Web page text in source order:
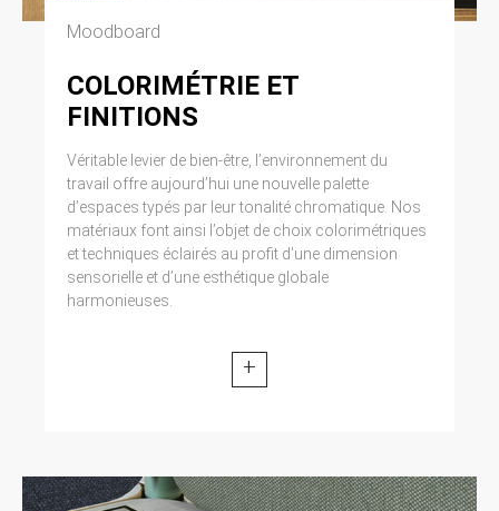
Moodboard
COLORIMÉTRIE ET
FINITIONS
Véritable levier de bien-être, l’environnement du
travail offre aujourd’hui une nouvelle palette
d’espaces typés par leur tonalité chromatique. Nos
matériaux font ainsi l’objet de choix colorimétriques
et techniques éclairés au profit d’une dimension
sensorielle et d’une esthétique globale
harmonieuses.
+